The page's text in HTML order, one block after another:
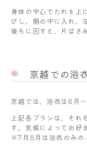
身体の中心でたれを上
びし、胴の中に入れ、
後ろに回すと、片ばさ
京越での浴
京越では、浴衣は6月
上記各プランは、それ
す。気候によってお好
※7月8月は浴衣のみの